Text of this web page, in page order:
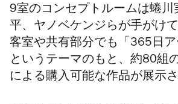
9室のコンセプトルームは蜷川
平、ヤノベケンジらが手がけ
客室や共有部分でも「 365日ア
というテーマのもと、約80組
による購入可能な作品が展示さ